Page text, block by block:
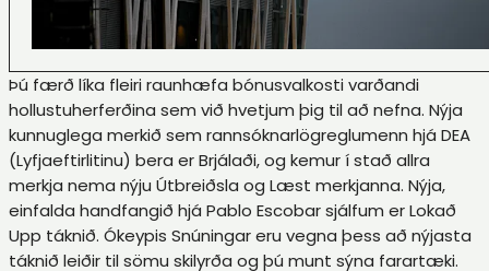
Þú færð líka fleiri raunhæfa bónusvalkosti varðandi
hollustuherferðina sem við hvetjum þig til að nefna. Nýja
kunnuglega merkið sem rannsóknarlögreglumenn hjá DEA
(Lyfjaeftirlitinu) bera er Brjálaði, og kemur í stað allra
merkja nema nýju Útbreiðsla og Læst merkjanna. Nýja,
einfalda handfangið hjá Pablo Escobar sjálfum er Lokað
Upp táknið. Ókeypis Snúningar eru vegna þess að nýjasta
táknið leiðir til sömu skilyrða og þú munt sýna farartæki.